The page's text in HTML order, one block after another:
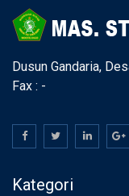
Dusun Gandaria,
Fax : -
Kategori